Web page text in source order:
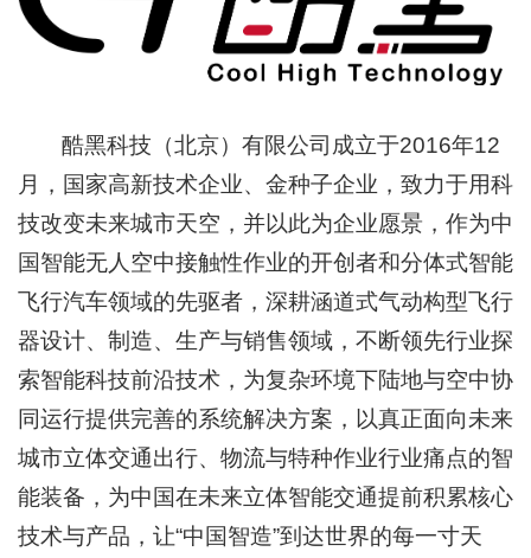
酷黑科技（北京）有限公司成立于2016年12
月，国家高新技术企业、金种子企业，致力于用科
技改变未来城市天空，并以此为企业愿景，作为中
国智能无人空中接触性作业的开创者和分体式智能
飞行汽车领域的先驱者，深耕涵道式气动构型飞行
器设计、制造、生产与销售领域，不断领先行业探
索智能科技前沿技术，为复杂环境下陆地与空中协
同运行提供完善的系统解决方案，以真正面向未来
城市立体交通出行、物流与特种作业行业痛点的智
能装备，为中国在未来立体智能交通提前积累核心
技术与产品，让“中国智造”到达世界的每一寸天